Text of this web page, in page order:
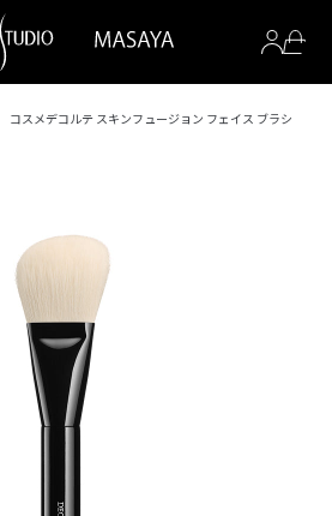
コスメデコルテ スキンフュージョン フェイス ブラシ